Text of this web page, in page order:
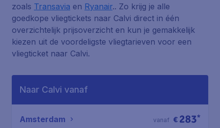
zoals Transavia en Ryanair.. Zo krijg je alle
goedkope vliegtickets naar Calvi direct in één
overzichtelijk prijsoverzicht en kun je gemakkelijk
kiezen uit de voordeligste vliegtarieven voor een
vliegticket naar Calvi.
Naar Calvi vanaf
Amsterdam € 283*
vanaf